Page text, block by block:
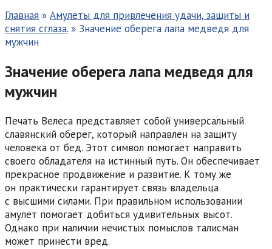
Главная » Амулеты для привлечения удачи, защиты и
снятия сглаза. » Значение оберега лапа медведя для
мужчин
Значение оберега лапа медведя для
мужчин
Печать Велеса представляет собой универсальный
славянский оберег, который направлен на защиту
человека от бед. Этот символ помогает направить
своего обладателя на истинный путь. Он обеспечивает
прекрасное продвижение и развитие. К тому же
он практически гарантирует связь владельца
с высшими силами. При правильном использовании
амулет помогает добиться удивительных высот.
Однако при наличии нечистых помыслов талисман
может принести вред.